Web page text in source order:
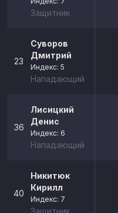
Защитник
23
Суворов
Дмитрий
Индекс: 5
Нападающий
36
Лисицкий
Денис
Индекс: 6
Нападающий
40
Никитюк
Кирилл
Индекс: 7
Защитник